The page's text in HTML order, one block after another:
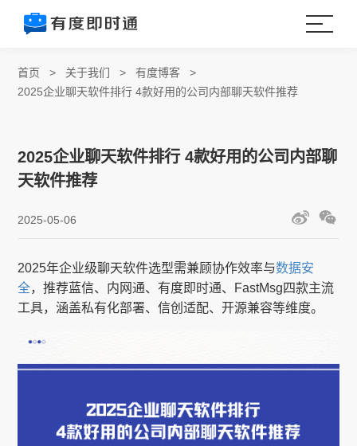
首页 > 关于我们 >有度博客 >
2025企业聊天软件排行 4款好用的公司内部聊天软件推荐
2025企业聊天软件排行 4款好用的公司内部聊
天软件推荐
2025-05-06
2025年企业级聊天软件选型需兼顾协作效率与数据安
全，推荐蓝信、内网通、有度即时通、FastMsg四款主流
工具，涵盖私有化部署、信创适配、开源兼容等维度。